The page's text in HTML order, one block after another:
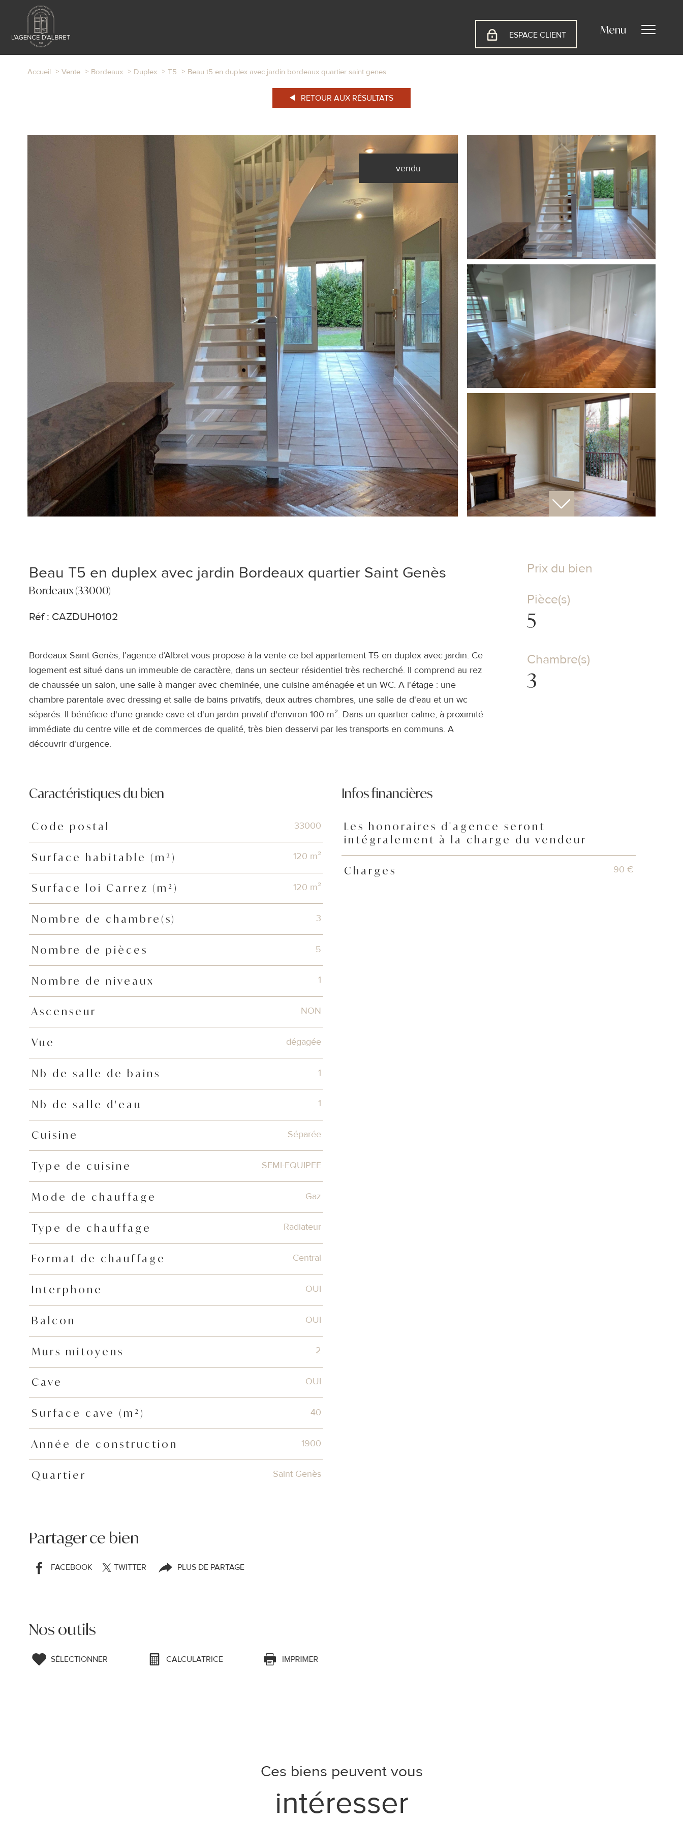
ESPACE CLIENT Menu
Accueil Vente Bordeaux Duplex T5 Beau t5 en duplex avec jardin bordeaux quartier saint genes
RETOUR AUX RÉSULTATS
vendu
Beau T5 en duplex avec jardin Bordeaux quartier Saint Genès
Bordeaux (33000)
Réf : CAZDUH0102
Bordeaux Saint Genès, l’agence d’Albret vous propose à la vente ce bel appartement T5 en duplex avec jardin. Ce
logement est situé dans un immeuble de caractère, dans un secteur résidentiel très recherché. Il comprend au rez
de chaussée un salon, une salle à manger avec cheminée, une cuisine aménagée et un WC. A l'étage : une
chambre parentale avec dressing et salle de bains privatifs, deux autres chambres, une salle de d'eau et un wc
séparés. Il bénéficie d'une grande cave et d'un jardin privatif d'environ 100 m². Dans un quartier calme, à proximité
immédiate du centre ville et de commerces de qualité, très bien desservi par les transports en communs. A
découvrir d'urgence.
Prix du bien
Pièce(s)
5
Chambre(s)
3
Caractéristiques du bien
Caractéristiques Valeurs
Code postal 33000
Surface habitable (m²) 120 m²
Surface loi Carrez (m²) 120 m²
Nombre de chambre(s) 3
Nombre de pièces 5
Nombre de niveaux 1
Ascenseur NON
Vue dégagée
Nb de salle de bains 1
Nb de salle d'eau 1
Cuisine Séparée
Type de cuisine SEMI-EQUIPEE
Mode de chauffage Gaz
Type de chauffage Radiateur
Format de chauffage Central
Interphone OUI
Balcon OUI
Murs mitoyens 2
Cave OUI
Surface cave (m²) 40
Année de construction 1900
Quartier Saint Genès
Infos financières
Caractéristiques Valeurs
Les honoraires d'agence seront
intégralement à la charge du vendeur
Charges 90 €
Partager ce bien
FACEBOOK TWITTER PLUS DE PARTAGE
Nos outils
SÉLECTIONNER CALCULATRICE IMPRIMER
Ces biens peuvent vous
intéresser